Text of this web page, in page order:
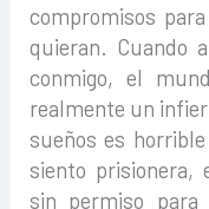
compromisos
quieran. Cuando
conmigo, el
realmente un
sueños es
siento prisionera,
sin permiso